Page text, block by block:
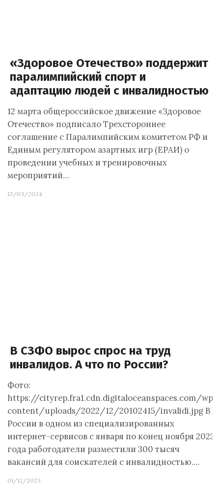
«Здоровое Отечество» поддержит
паралимпийский спорт и
адаптацию людей с инвалидностью
12 марта общероссийское движение «Здоровое
Отечество» подписало Трехстороннее
соглашение с Паралимпийским комитетом РФ и
Единым регулятором азартных игр (ЕРАИ) о
проведении учебных и тренировочных
мероприятий…
13/03/2024
В СЗФО вырос спрос на труд
инвалидов. А что по России?
Фото:
https://cityrep.fra1.cdn.digitaloceanspaces.com/wp-
content/uploads/2022/12/20102415/invalidi.jpg В
России в одном из специализированных
интернет-сервисов с января по конец ноября 2023
года работодатели разместили 300 тысяч
вакансий для соискателей с инвалидностью.…
01/12/2023